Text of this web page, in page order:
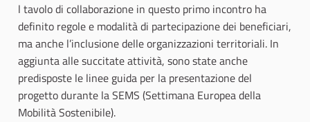
l tavolo di collaborazione in questo primo incontro ha
definito regole e modalità di partecipazione dei beneficiari,
ma anche l’inclusione delle organizzazioni territoriali. In
aggiunta alle succitate attività, sono state anche
predisposte le linee guida per la presentazione del
progetto durante la SEMS (Settimana Europea della
Mobilità Sostenibile).